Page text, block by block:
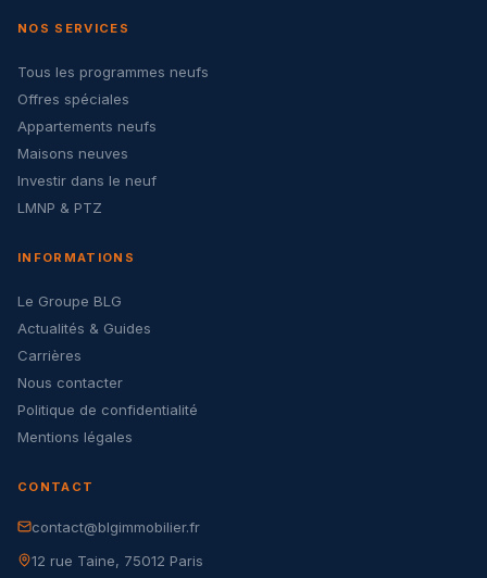
NOS SERVICES
Tous les programmes neufs
Offres spéciales
Appartements neufs
Maisons neuves
Investir dans le neuf
LMNP & PTZ
INFORMATIONS
Le Groupe BLG
Actualités & Guides
Carrières
Nous contacter
Politique de confidentialité
Mentions légales
CONTACT
contact@blgimmobilier.fr
12 rue Taine, 75012 Paris